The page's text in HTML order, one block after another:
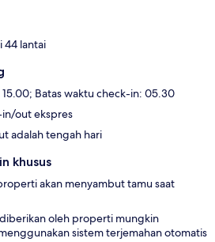
44 lantai
Batas waktu check-in: 05.30
out ekspres
adalah tengah hari
khusus
akan menyambut tamu saat
oleh properti mungkin
sistem terjemahan otomatis